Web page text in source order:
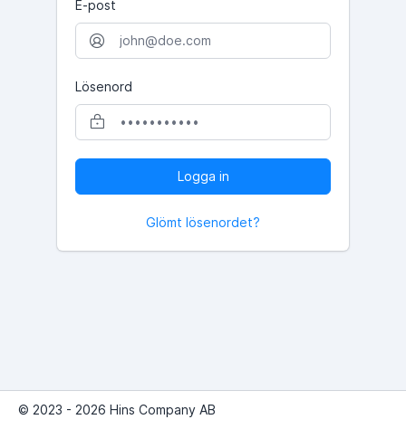
E-post
Lösenord
Logga in
Glömt lösenordet?
© 2023 - 2026 Hins Company AB